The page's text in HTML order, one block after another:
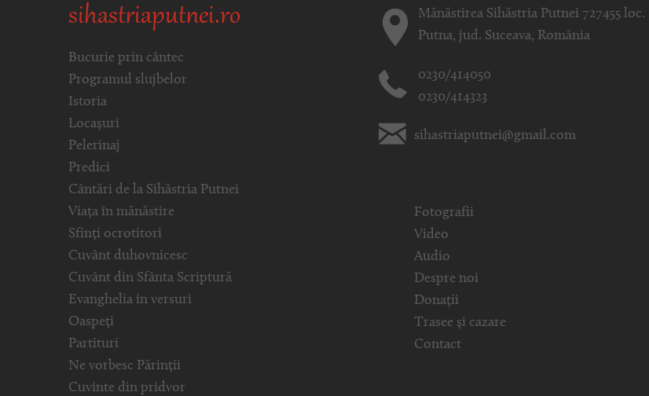
sihastriaputnei.ro
Bucurie prin cântec
Programul slujbelor
Istoria
Locașuri
Pelerinaj
Predici
Cântări de la Sihăstria Putnei
Viața în mănăstire
Sfinți ocrotitori
Cuvânt duhovnicesc
Cuvânt din Sfânta Scriptură
Evanghelia in versuri
Oaspeți
Partituri
Ne vorbesc Părinții
Cuvinte din pridvor
Mănăstirea Sihăstria Putnei 727455 loc.
Putna, jud. Suceava, România
0230/414050
0230/414323
sihastriaputnei@gmail.com
Fotografii
Video
Audio
Despre noi
Donații
Trasee și cazare
Contact